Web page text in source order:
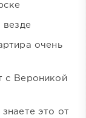
везде
очень
с Вероникой
это от